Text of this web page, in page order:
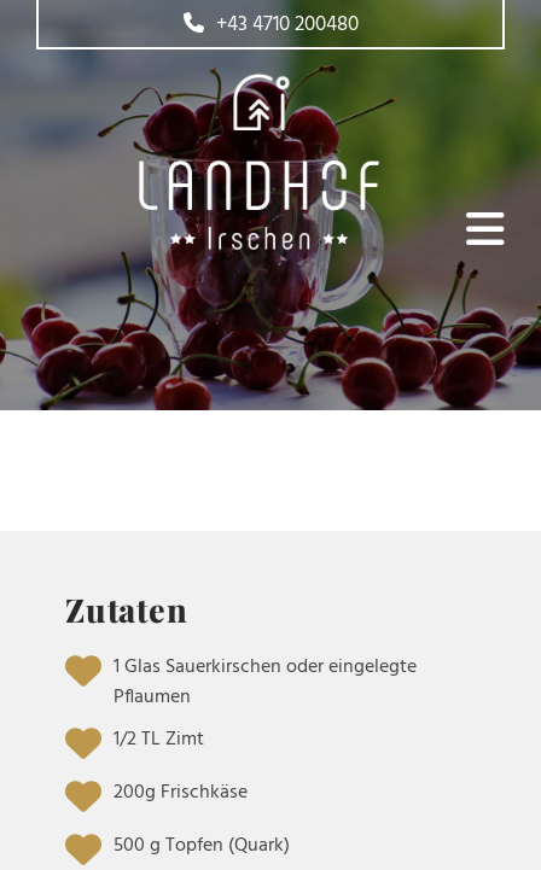
+43 4710 200480
Zutaten
1 Glas Sauerkirschen oder eingelegte
Pflaumen
1/2 TL Zimt
200g Frischkäse
500 g Topfen (Quark)